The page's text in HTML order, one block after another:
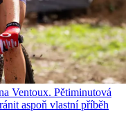
Ventoux. Pětiminutová
aspoň vlastní příběh